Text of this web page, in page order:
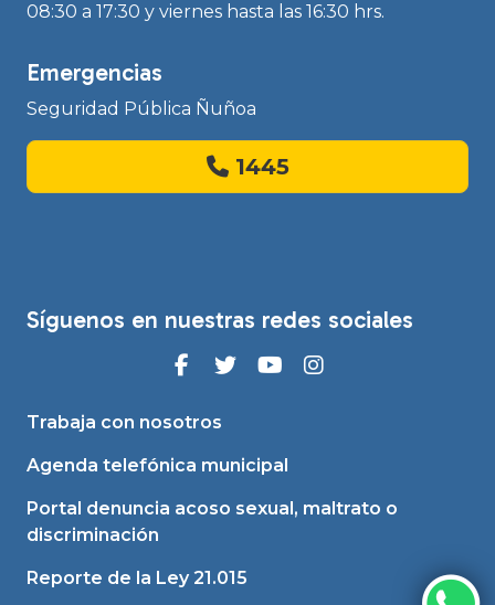
08:30 a 17:30 y viernes hasta las 16:30 hrs.
Emergencias
Seguridad Pública Ñuñoa
1445
Síguenos en nuestras redes sociales
Trabaja con nosotros
Agenda telefónica municipal
Portal denuncia acoso sexual, maltrato o
discriminación
Reporte de la Ley 21.015